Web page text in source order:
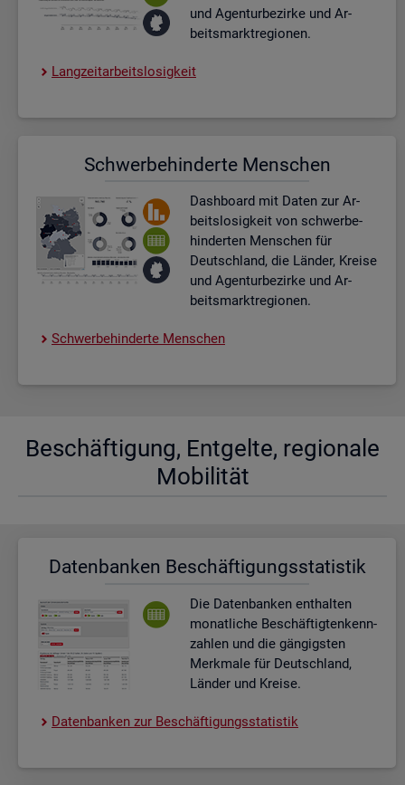
und Agen­tur­be­zir­ke und Ar­
beits­markt­re­gio­nen.
Lang­zeit­ar­beits­lo­sig­keit
Schwer­be­hin­der­te Men­schen
Dash­board mit Daten zur Ar­
beits­lo­sig­keit von schwer­be­
hin­der­ten Men­schen für
Deutsch­land, die Län­der, Krei­se
und Agen­tur­be­zir­ke und Ar­
beits­markt­re­gio­nen.
Schwer­be­hin­der­te Men­schen
Be­schäf­ti­gung, Ent­gel­te, re­gio­na­le
Mo­bi­li­tät
Da­ten­ban­ken Be­schäf­ti­gungs­sta­tis­tik
Die Da­ten­ban­ken ent­hal­ten
mo­nat­li­che Be­schäf­tig­ten­kenn­
zah­len und die gän­gigs­ten
Merk­ma­le für Deutsch­land,
Län­der und Krei­se.
Da­ten­ban­ken zur Be­schäf­ti­gungs­sta­tis­tik